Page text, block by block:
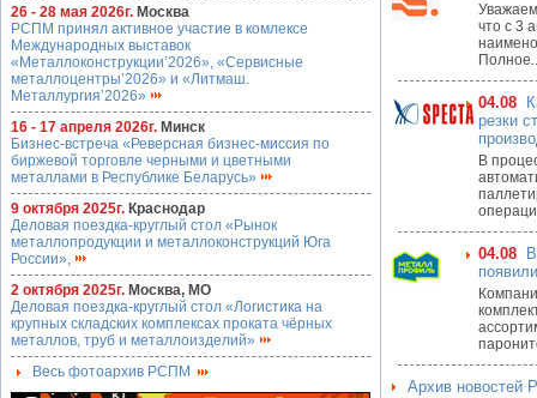
26 - 28 мая 2026г. Москва
РСПМ принял активное участие в комлексе
Международных выставок
«Металлоконструкции’2026», «Сервисные
металлоцентры’2026» и «Литмаш.
Металлургия’2026»
16 - 17 апреля 2026г. Минск
Бизнес-встреча «Реверсная бизнес-миссия по
биржевой торговле черными и цветными
металлами в Республике Беларусь»
9 октября 2025г. Краснодар
Деловая поездка-круглый стол «Рынок
металлопродукции и металлоконструкций Юга
России»,
2 октября 2025г. Москва, МО
Деловая поездка-круглый стол «Логистика на
крупных складских комплексах проката чёрных
металлов, труб и металлоизделий»
Весь фотоархив РСПМ
что с 3
04.08
резки
В
04.08
Архив новостей